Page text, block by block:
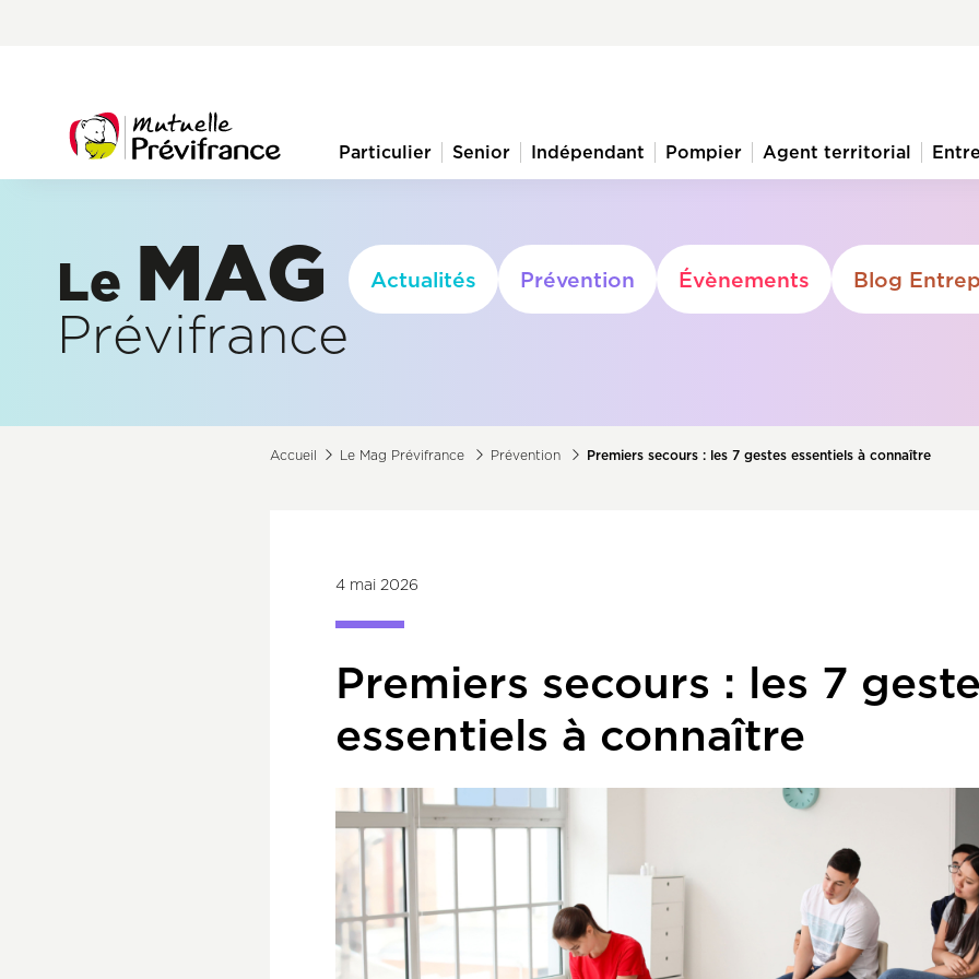
Navigation
principale
Particulier Senior Indépendant Pompier Agent territorial
Le MAG
Prévifrance
Actualités Prévention Évènements Blog
Fil
Accueil Le Mag Prévifrance Prévention Premiers secours : les 7 gestes essentiels à connaître
4 mai 2026
Premiers secours : les 7
essentiels à connaître